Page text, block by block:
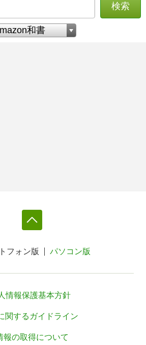
検索
フォン版 パソコン版
情報保護基本方針
関するガイドライン
報の取得について